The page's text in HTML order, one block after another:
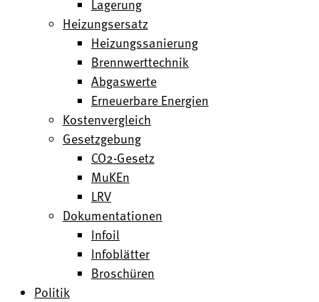
Lagerung
Heizungsersatz
Heizungssanierung
Brennwerttechnik
Abgaswerte
Erneuerbare Energien
Kostenvergleich
Gesetzgebung
CO2-Gesetz
MuKEn
LRV
Dokumentationen
Infoil
Infoblätter
Broschüren
Politik